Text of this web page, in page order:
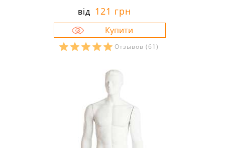
від 121 грн
Отзывов (61)
44